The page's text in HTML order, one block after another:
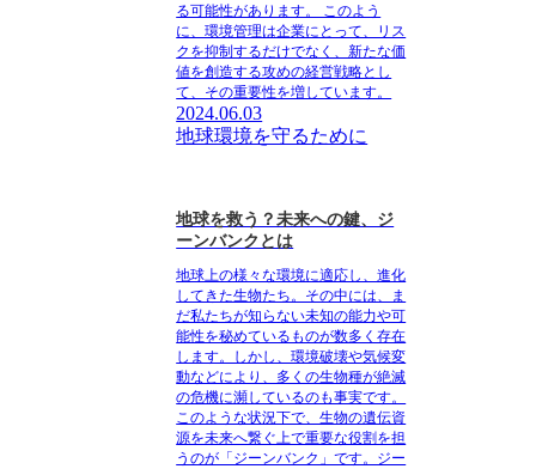
る可能性があります。 このよう
に、環境管理は企業にとって、リス
クを抑制するだけでなく、新たな価
値を創造する攻めの経営戦略とし
て、その重要性を増しています。
2024.06.03
地球環境を守るために
地球を救う？未来への鍵、ジ
ーンバンクとは
地球上の様々な環境に適応し、進化
してきた生物たち。その中には、ま
だ私たちが知らない未知の能力や可
能性を秘めているものが数多く存在
します。しかし、環境破壊や気候変
動などにより、多くの生物種が絶滅
の危機に瀕しているのも事実です。
このような状況下で、生物の遺伝資
源を未来へ繋ぐ上で重要な役割を担
うのが「ジーンバンク」です。ジー